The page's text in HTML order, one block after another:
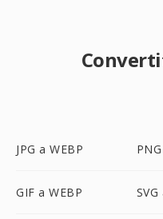
JPG a WEBP
GIF a WEBP SVG